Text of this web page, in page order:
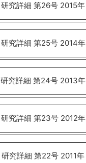
研究詳細 第26号 2015年
研究詳細 第25号 2014年
研究詳細 第24号 2013年
研究詳細 第23号 2012年
研究詳細 第22号 2011年